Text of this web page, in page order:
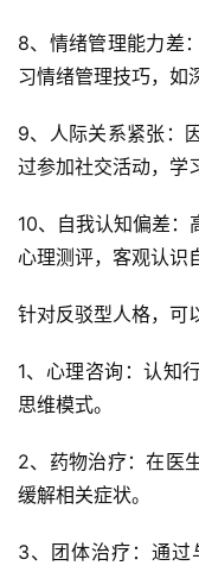
8、情绪管理能力差
习情绪管理技巧，如
9、人际关系紧张：
过参加社交活动，学
10、自我认知偏差
心理测评，客观认识
针对反驳型人格，可
1、心理咨询：认知
思维模式。
2、药物治疗：在医
缓解相关症状。
3、团体治疗：通过